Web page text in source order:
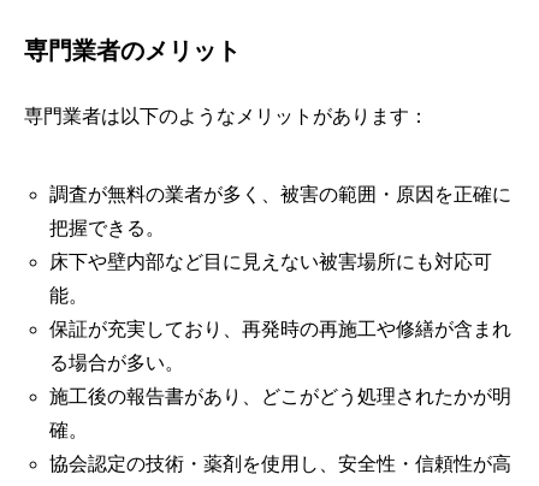
専門業者のメリット
専門業者は以下のようなメリットがあります：
調査が無料の業者が多く、被害の範囲・原因を正確に
把握できる。
床下や壁内部など目に見えない被害場所にも対応可
能。
保証が充実しており、再発時の再施工や修繕が含まれ
る場合が多い。
施工後の報告書があり、どこがどう処理されたかが明
確。
協会認定の技術・薬剤を使用し、安全性・信頼性が高